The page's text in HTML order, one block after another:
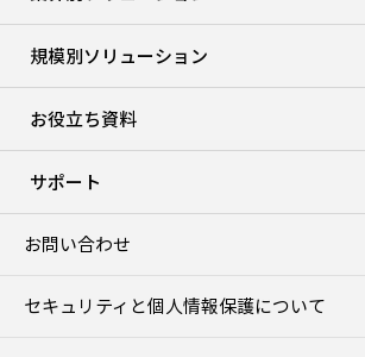
規模別ソリューション
お役立ち資料
サポート
お問い合わせ
セキュリティと個人情報保護について